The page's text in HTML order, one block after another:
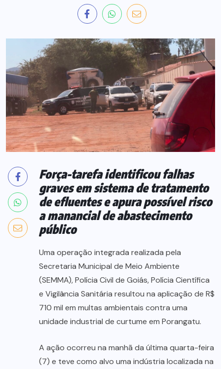
Força-tarefa identificou falhas
graves em sistema de tratamento
de efluentes e apura possível risco
a manancial de abastecimento
público
Uma operação integrada realizada pela
Secretaria Municipal de Meio Ambiente
(SEMMA), Polícia Civil de Goiás, Polícia Científica
e Vigilância Sanitária resultou na aplicação de R$
710 mil em multas ambientais contra uma
unidade industrial de curtume em Porangatu.
A ação ocorreu na manhã da última quarta-feira
(7) e teve como alvo uma indústria localizada na